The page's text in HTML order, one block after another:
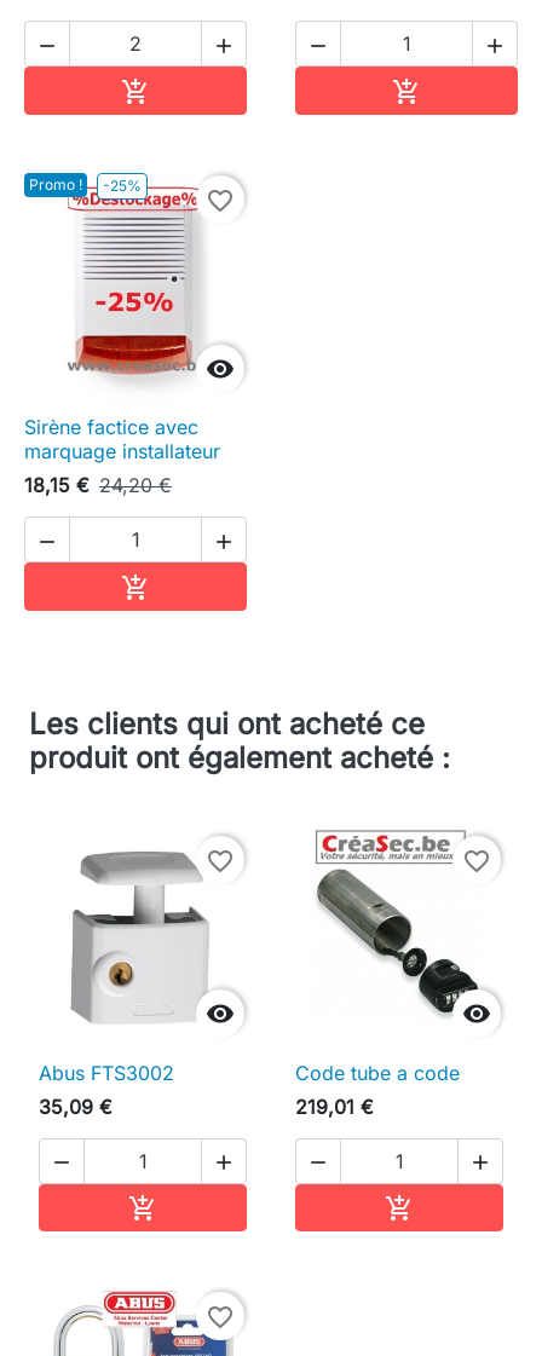
 

 

Promo ! -25%

favorite_border
Sirène factice avec
marquage installateur
18,15 € 24,20 €
 

Les clients qui ont acheté ce
produit ont également acheté :

favorite_border
Abus FTS3002
35,09 €
 


favorite_border
Code tube a code
219,01 €
 

favorite_border